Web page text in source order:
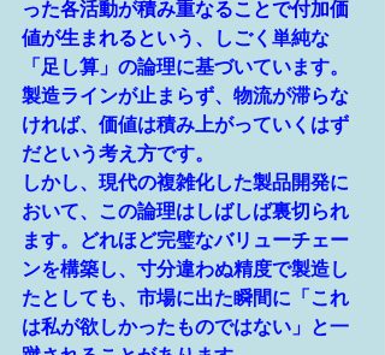
った各活動が積み重なることで付加価
値が生まれるという、
しごく単純な
「足し算」の論理に基づいています。
製造ラインが止まらず、物流が滞らな
ければ、価値は積み上がっていくはず
だという考え方です。
しかし、現代の複雑化した製品開発に
おいて、この論理はしばしば裏切られ
ます。どれほど完璧なバリューチェー
ンを構築し、寸分違わぬ精度で製造し
たとしても、市場に出た瞬間に「これ
は私が欲しかったものではない」と一